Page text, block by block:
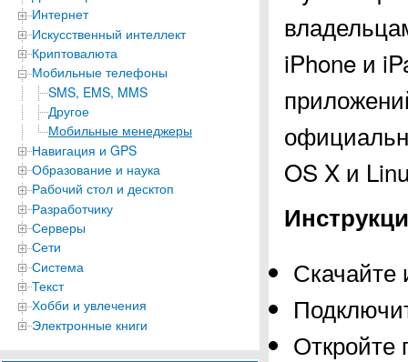
Интернет
Искусственный интеллект
Криптовалюта
Мобильные телефоны
SMS, EMS, MMS
Другое
Мобильные менеджеры
Навигация и GPS
Образование и наука
Рабочий стол и десктоп
Разработчику
Серверы
Сети
Система
Текст
Хобби и увлечения
Электронные книги
iPhone и
OS X и
Скачайте
Откройте